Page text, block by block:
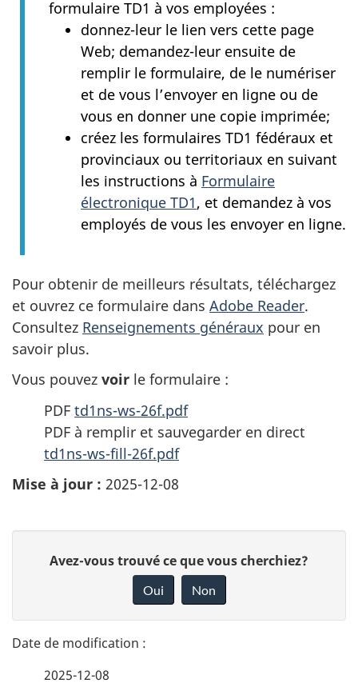
formulaire TD1 à vos employées :
donnez-leur le lien vers cette page
Web; demandez-leur ensuite de
remplir le formulaire, de le numériser
et de vous l’envoyer en ligne ou de
vous en donner une copie imprimée;
créez les formulaires TD1 fédéraux et
provinciaux ou territoriaux en suivant
les instructions à Formulaire
électronique TD1, et demandez à vos
employés de vous les envoyer en ligne.
Pour obtenir de meilleurs résultats, téléchargez
et ouvrez ce formulaire dans Adobe Reader.
Consultez Renseignements généraux pour en
savoir plus.
Vous pouvez voir le formulaire :
PDF td1ns-ws-26f.pdf
PDF à remplir et sauvegarder en direct
td1ns-ws-fill-26f.pdf
Mise à jour : 2025-12-08
t
a
n
Avez-vous trouvé ce que vous cherchiez?
Oui Non
2025-12-08